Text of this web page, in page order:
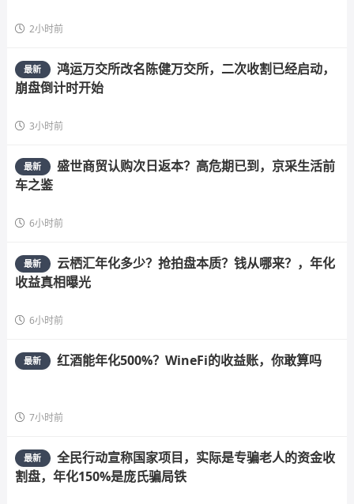
2小时前
最新
鸿运万交所改名陈健万交所，二次收割已经启动，
崩盘倒计时开始
3小时前
最新
盛世商贸认购次日返本？高危期已到，京采生活前
车之鉴
6小时前
最新
云栖汇年化多少？抢拍盘本质？钱从哪来？，年化
收益真相曝光
6小时前
最新 红酒能年化500%？WineFi的收益账，你敢算吗
7小时前
最新
全民行动宣称国家项目，实际是专骗老人的资金收
割盘，年化150%是庞氏骗局铁